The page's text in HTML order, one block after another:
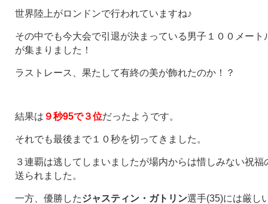
世界陸上がロンドンで行われていますね♪
その中でも今大会で引退が決まっている男子１００メート
が集まりました！
ラストレース、果たして有終の美が飾れたのか！？
結果は ９秒95で３位だったようです。
それでも最後まで１０秒を切ってきました。
３連覇は逃してしまいましたが場内からは惜しみない祝
送られました。
一方、優勝したジャスティン・ガトリン選手(35)には厳し